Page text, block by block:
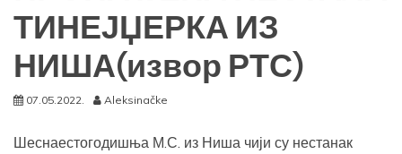
ТИНЕЈЏЕРКА ИЗ
НИША(извор РТС)
07.05.2022. Aleksinačke
Шеснаестогодишња М.С. из Ниша чији су нестанак